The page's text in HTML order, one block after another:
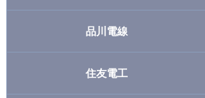
品川電線
住友電工